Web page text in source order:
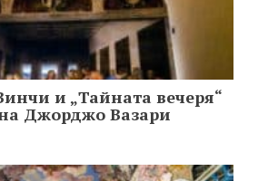
и „Тайната вечеря“
Джорджо Вазари